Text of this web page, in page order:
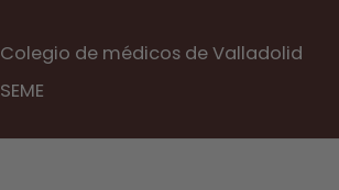
Colegio de médicos de Valladolid
SEME